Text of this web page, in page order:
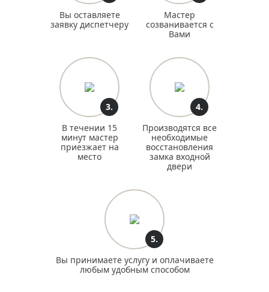
Вы оставляете
заявку диспетчеру
Мастер
созванивается с
Вами
3.
В течении 15
минут мастер
приезжает на
место
4.
Производятся все
необходимые
восстановления
замка входной
двери
5.
Вы принимаете услугу и оплачиваете
любым удобным способом